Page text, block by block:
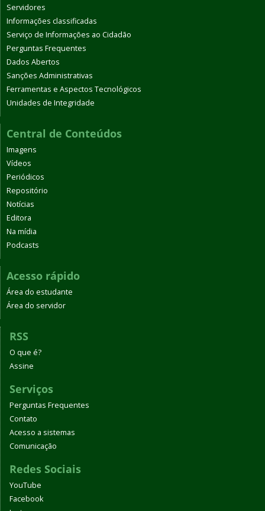
Servidores
Informações classificadas
Serviço de Informações ao Cidadão
Perguntas Frequentes
Dados Abertos
Sanções Administrativas
Ferramentas e Aspectos Tecnológicos
Unidades de Integridade
Central de Conteúdos
Imagens
Vídeos
Periódicos
Repositório
Notícias
Editora
Na mídia
Podcasts
Acesso rápido
Área do estudante
Área do servidor
RSS
O que é?
Assine
Serviços
Perguntas Frequentes
Contato
Acesso a sistemas
Comunicação
Redes Sociais
YouTube
Facebook